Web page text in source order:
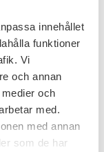
innehållet
funktioner
Vi
och annan
och
med.
med annan
som de har
vaknat
fin när en
och din familj
dag med sand